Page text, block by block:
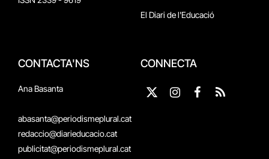
El Diari de l'Educació
CONTACTA'NS
Ana Basanta
abasanta@periodismeplural.cat
redaccio@diarieducacio.cat
publicitat@periodismeplural.cat
CONNECTA
X
Instagram
Facebook
RSS